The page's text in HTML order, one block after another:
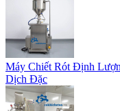
Máy Chiết Rót Định
Dịch Đặc